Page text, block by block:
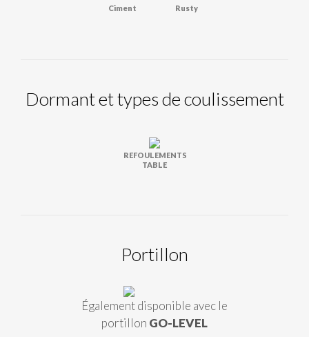
Ciment Rusty
Dormant et types de coulissement
REFOULEMENTS
TABLE
Portillon
Également disponible avec le
portillon GO-LEVEL